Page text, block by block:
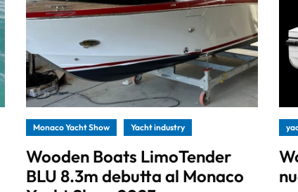
Monaco Yacht Show Yacht industry
Wooden Boats LimoTender
BLU 8.3m debutta al Monaco